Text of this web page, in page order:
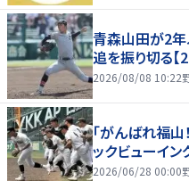
青森山田が2年
追を振り切る【
2026/08/08 10:22
「がんばれ福
ックビューイン
2026/06/28 00:00